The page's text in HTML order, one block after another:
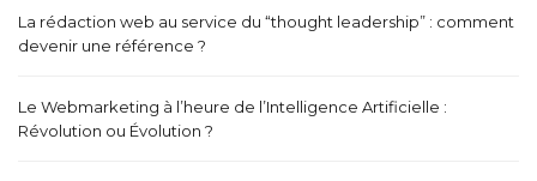
La rédaction web au service du “thought leadership” : comment
devenir une référence ?
Le Webmarketing à l’heure de l’Intelligence Artificielle :
Révolution ou Évolution ?